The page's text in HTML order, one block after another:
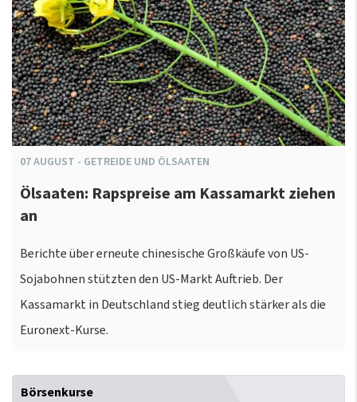
07AUGUST - GETREIDE UND ÖLSAATEN
Ölsaaten: Rapspreise am Kassamarkt ziehen
an
Berichte über erneute chinesische Großkäufe von US-
Sojabohnen stützten den US-Markt Auftrieb. Der
Kassamarkt in Deutschland stieg deutlich stärker als die
Euronext-Kurse.
Börsenkurse